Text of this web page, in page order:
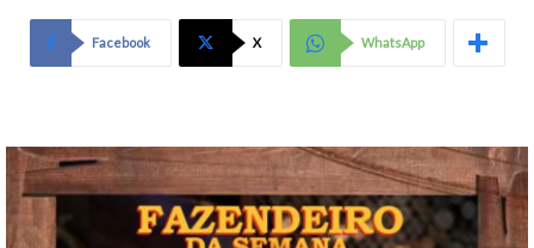
Facebook X WhatsApp